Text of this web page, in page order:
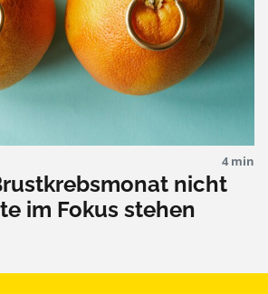
4 min
nicht
im Fokus stehen